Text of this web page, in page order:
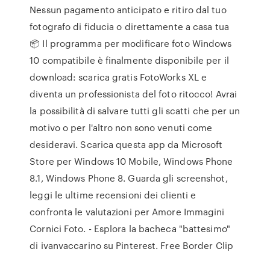
Nessun pagamento anticipato e ritiro dal tuo
fotografo di fiducia o direttamente a casa tua
📦 Il programma per modificare foto Windows
10 compatibile è finalmente disponibile per il
download: scarica gratis FotoWorks XL e
diventa un professionista del foto ritocco! Avrai
la possibilità di salvare tutti gli scatti che per un
motivo o per l'altro non sono venuti come
desideravi. Scarica questa app da Microsoft
Store per Windows 10 Mobile, Windows Phone
8.1, Windows Phone 8. Guarda gli screenshot,
leggi le ultime recensioni dei clienti e
confronta le valutazioni per Amore Immagini
Cornici Foto. - Esplora la bacheca "battesimo"
di ivanvaccarino su Pinterest. Free Border Clip